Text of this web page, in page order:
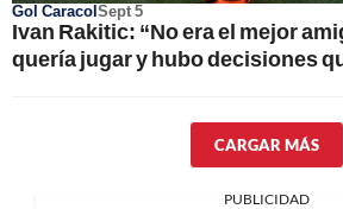
Gol CaracolSept 5
Ivan Rakitic: “No era el mejor
quería jugar y hubo decisiones
CARGAR MÁS
PUBLICIDAD